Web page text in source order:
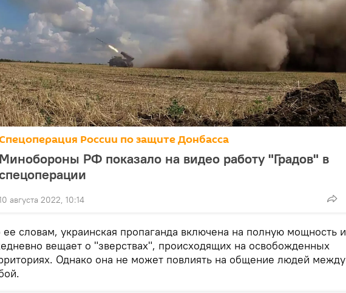
России по защите Донбасса
Минобороны РФ показало на видео работу "Градов" в
августа 2022, 10:14
словам, украинская пропаганда включена на полную мощность и
вещает о "зверствах", происходящих на освобожденных
Однако она не может повлиять на общение людей между